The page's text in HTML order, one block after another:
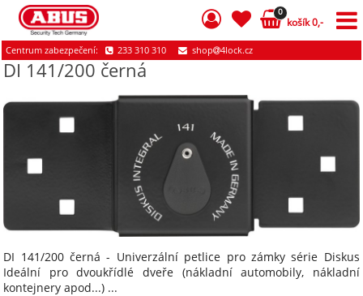
DI 141/200 černá
DI 141/200 černá - Univerzální petlice pro zámky série Diskus
Ideální pro dvoukřídlé dveře (nákladní automobily, nákladní
kontejnery apod...) ...
0
košík 0,-
Centrum zabezpečení: 233 310 310 shop 4lock.cz